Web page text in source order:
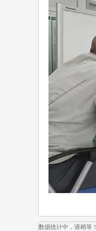
数据统计中，请稍等！